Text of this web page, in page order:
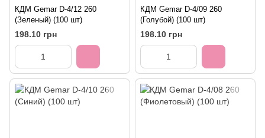
КДМ Gemar D-4/12 260
(Зеленый) (100 шт)
198.10 грн
КДМ Gemar D-4/09 260
(Голубой) (100 шт)
198.10 грн